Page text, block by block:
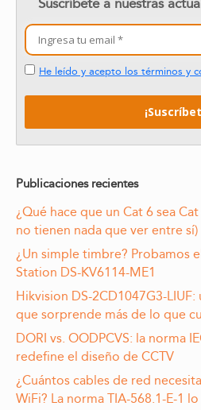
He leído y acepto los términos y
Publicaciones recientes
¿Qué hace que un Cat 6 sea
no tienen nada que ver entre sí)
¿Un simple timbre? Probamos
Station DS-KV6114-ME1
Hikvision DS-2CD1047G3-
que sorprende más de lo que
DORI vs. OODPCVS: la norma
redefine el diseño de CCTV
¿Cuántos cables de red
WiFi? La norma TIA-568.1-E-1